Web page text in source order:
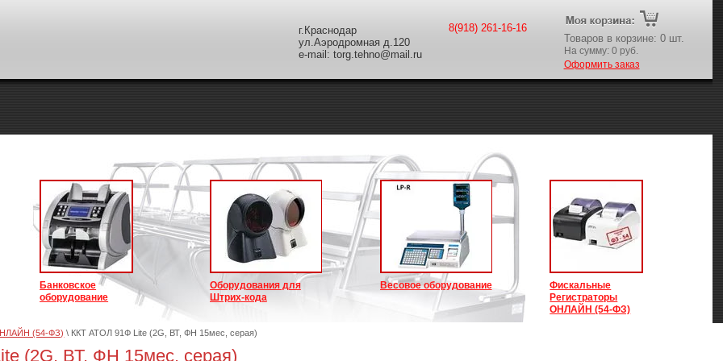
8(918) 261-16-16
г.Краснодар
ул.Аэродромная д.120
e-mail: torg.tehno@mail.ru
Товаров в корзине: 0шт.
На сумму: 0 руб.
Оформить заказ
Банковское
оборудование
Оборудования для
Штрих-кода
Весовое оборудование
Фискальные
Регистраторы
ОНЛАЙН (54-ФЗ)
(54-ФЗ) \ ККТ АТОЛ 91Ф Lite (2G, ВТ, ФН 15мес, серая)
(2G, ВТ, ФН 15мес, серая)